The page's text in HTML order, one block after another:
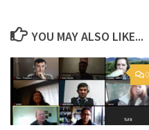
YOU MAY ALSO LIKE...
0